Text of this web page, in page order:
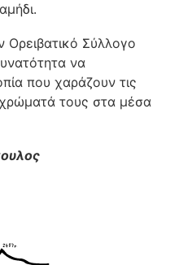
Σύλλογο
να
που χαράζουν τις
τους στα μέσα